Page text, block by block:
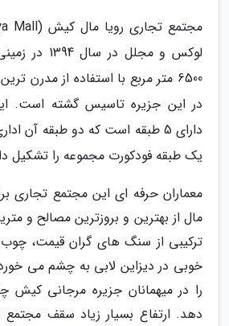
لوکس و مجلل
6500 متر مربع با استفاده از مدرن
در این جزیره تاسیس گشته است.
دارای 5 طبقه است که دو طبقه آن
یک طبقه فودکورت مجموعه را تشکیل
معماران حرفه ای این مجتمع تجاری
مال از بهترین و بروزترین مصالح و
ترکیبی از سنگ های گران قیمت، چوب
خوبی در دیزاین لابی به چشم می
را در میهمانان جزیره مرجانی کیش
دهد. ارتفاع بسیار زیاد سقف